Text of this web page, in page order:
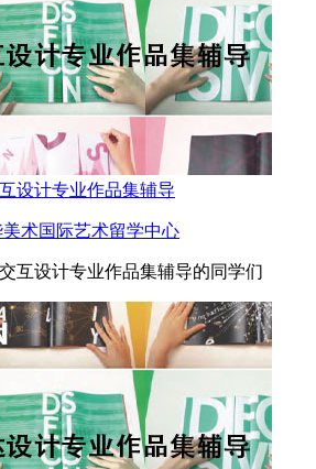
设计专业作品集辅导
术国际艺术留学中心
互设计专业作品集辅导的同学们